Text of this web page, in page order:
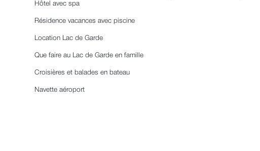
Hôtel avec spa
Résidence vacances avec piscine
Location Lac de Garde
Que faire au Lac de Garde en famille
Croisières et balades en bateau
Navette aéroport